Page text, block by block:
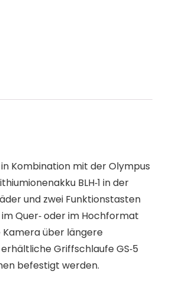
Kombination mit der Olympus
BLH‑1 in der
und zwei Funktionstasten
Quer‑ oder im Hochformat
Kamera über längere
Griffschlaufe GS‑5
befestigt werden.